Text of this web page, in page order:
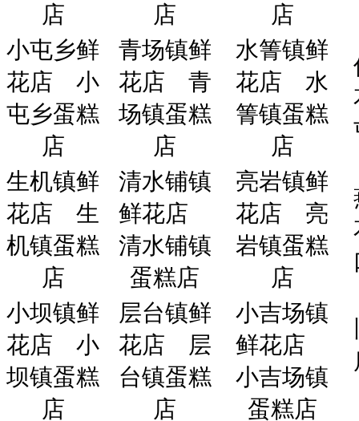
店
店
店
小屯乡鲜
花店
小
屯乡蛋糕
店
青场镇鲜
花店
青
场镇蛋糕
店
水箐镇鲜
花店
水
箐镇蛋糕
店
生机镇鲜
花店
生
机镇蛋糕
店
清水铺镇
鲜花店
清水铺镇
蛋糕店
亮岩镇鲜
花店
亮
岩镇蛋糕
店
小坝镇鲜
花店
小
坝镇蛋糕
店
层台镇鲜
花店
层
台镇蛋糕
店
小吉场镇
鲜花店
小吉场镇
蛋糕店